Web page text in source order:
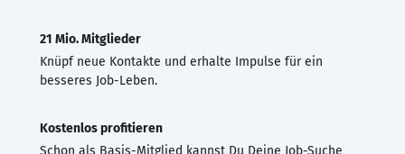
21 Mio. Mitglieder
Knüpf neue Kontakte und erhalte Impulse für ein
besseres Job-Leben.
Kostenlos profitieren
Schon als Basis-Mitglied kannst Du Deine Job-Suche